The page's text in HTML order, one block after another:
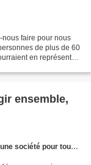
faire pour nous
de plus de 60
en représenter
ensemble,
pour tous les âges